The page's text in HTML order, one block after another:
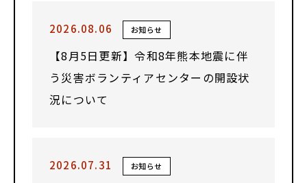
2026.08.06 お知らせ
【8月5日更新】令和8年熊本地震に伴
う災害ボランティアセンターの開設状
況について
2026.07.31 お知らせ